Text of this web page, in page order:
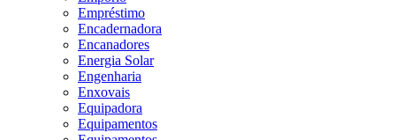
Empréstimo
Encadernadora
Encanadores
Energia Solar
Engenharia
Enxovais
Equipadora
Equipamentos